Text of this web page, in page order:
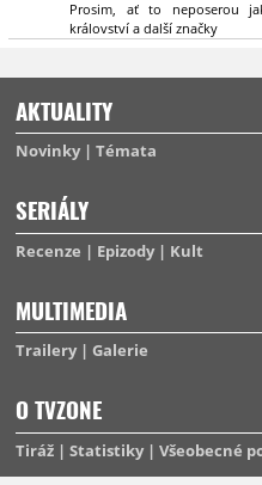
Prosim, ať to neposerou
království a další značky
AKTUALITY
Novinky Témata
SERIÁLY
Recenze Epizody Kult
MULTIMEDIA
Trailery Galerie
O TVZONE
Tiráž Statistiky Všeobecné